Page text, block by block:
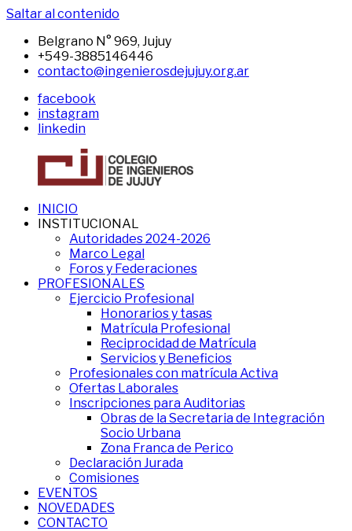
Saltar al contenido
Belgrano N° 969, Jujuy
+549-3885146446
contacto@ingenierosdejujuy.org.ar
facebook
instagram
linkedin
Sitio
INICIO
INSTITUCIONAL
Autoridades 2024-2026
Marco Legal
Foros y Federaciones
PROFESIONALES
Ejercicio Profesional
Honorarios y tasas
Matrícula Profesional
Reciprocidad de Matrícula
Servicios y Beneficios
Profesionales con matrícula Activa
Ofertas Laborales
Inscripciones para Auditorias
Obras de la Secretaria de Integración
Socio Urbana
Zona Franca de Perico
Declaración Jurada
Comisiones
EVENTOS
NOVEDADES
CONTACTO